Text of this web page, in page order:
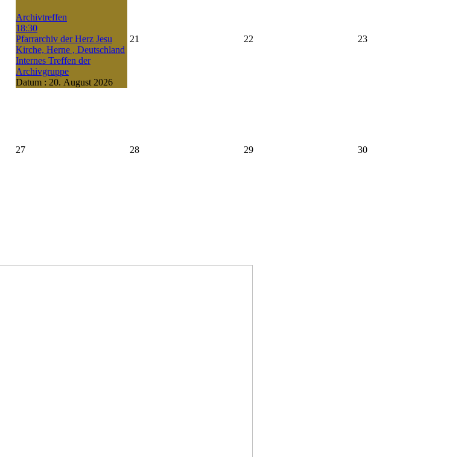
Archivtreffen
18:30
Pfarrarchiv der Herz Jesu
Kirche, Herne , Deutschland
Internes Treffen der
Archivgruppe
Datum : 20. August 2026
21 22 23
27 28 29 30